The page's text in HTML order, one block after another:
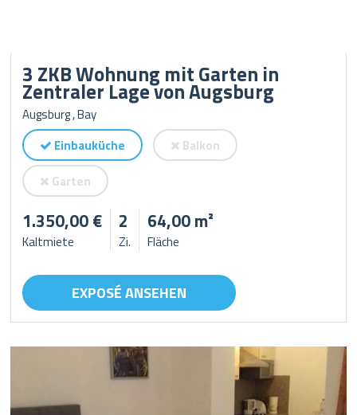
3 ZKB Wohnung mit Garten in
Zentraler Lage von Augsburg
Augsburg , Bay
Einbauküche
Balkon
Garten
1.350,00 €
Kaltmiete
2
Zi.
64,00 m²
Fläche
EXPOSÉ ANSEHEN